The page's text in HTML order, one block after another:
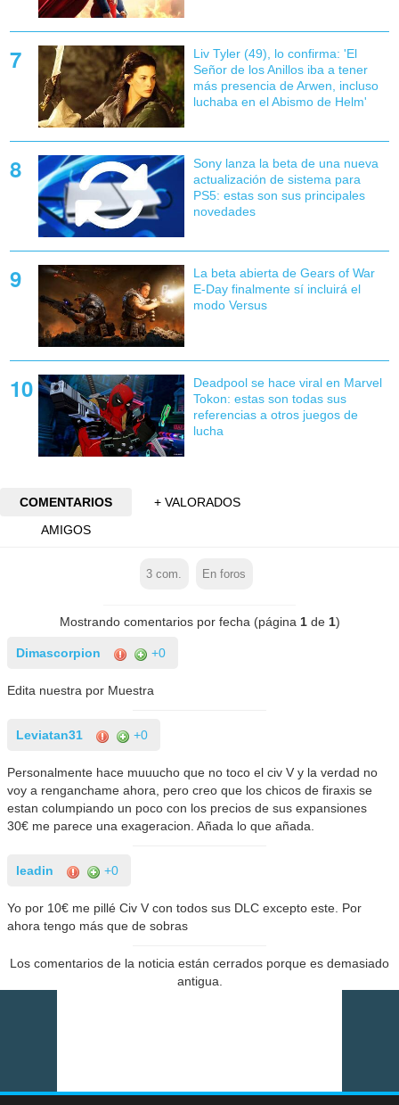
Liv Tyler (49), lo confirma: 'El
Señor de los Anillos iba a tener
más presencia de Arwen, incluso
luchaba en el Abismo de Helm'
Sony lanza la beta de una nueva
actualización de sistema para
PS5: estas son sus principales
novedades
La beta abierta de Gears of War
E-Day finalmente sí incluirá el
modo Versus
Deadpool se hace viral en Marvel
Tokon: estas son todas sus
referencias a otros juegos de
lucha
COMENTARIOS
+ VALORADOS
AMIGOS
3 com. En foros
Mostrando comentarios por fecha (página 1de 1)
Dimascorpion +0
Edita nuestra por Muestra
Leviatan31 +0
Personalmente hace muuucho que no toco el civ V y la verdad no
voy a renganchame ahora, pero creo que los chicos de firaxis se
estan columpiando un poco con los precios de sus expansiones
30€ me parece una exageracion. Añada lo que añada.
leadin +0
Yo por 10€ me pillé Civ V con todos sus DLC excepto este. Por
ahora tengo más que de sobras
Los comentarios de la noticia están cerrados porque es demasiado
antigua.